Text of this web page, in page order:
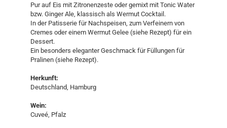
Pur auf Eis mit Zitronenzeste oder gemixt mit Tonic Water
bzw. Ginger Ale, klassisch als Wermut Cocktail.
In der Patisserie für Nachspeisen, zum Verfeinern von
Cremes oder einem Wermut Gelee (siehe Rezept) für ein
Dessert.
Ein besonders eleganter Geschmack für Füllungen für
Pralinen (siehe Rezept).
Herkunft:
Deutschland, Hamburg
Wein:
Cuveé, Pfalz